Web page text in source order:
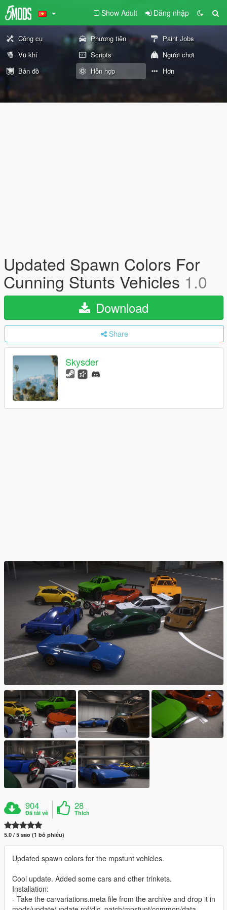
Show Adult Đăng nhập
Công cụ Phương tiện
Paint Jobs
Vũ khí
Scripts
Người chơi
Bản đồ
Hỗn hợp Hơn
Updated Spawn Colors For
Cunning Stunts Vehicles 1.0
Download
Share
Skysder
904
Đã tải về
28
Thích
5.0 / 5 sao (1 bỏ phiếu)
Updated spawn colors for the mpstunt vehicles.
Cool update. Added some cars and other trinkets.
Installation:
- Take the carvariations.meta file from the archive and drop it in